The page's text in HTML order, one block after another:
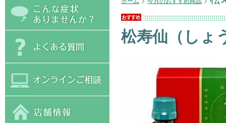
松寿仙（し